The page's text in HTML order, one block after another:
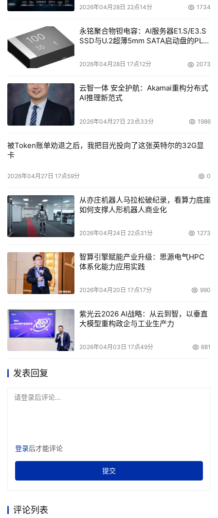
换机，那用户必须把交换机换掉，重新换成一种智能交换机
说其实都无所谓，可以用任何的交换机。客户原来有的这种
环境，StoreAge只要进去都可以管理，但EMC是做不到
的，Invista必须在新环境里面或者用户把原有的交换机全部
另一点，实际上在两年前就已经有非常成型的产品，
StoreAge相信在技术上较EMC领先将近两年的时间，全球
有很多的用户安装，目前有很多的客户，EMC的产品刚刚
发布，成功性有待考验，但实际StoreAge都经过市场客户
的考验。
StoreAge公司目前在全球的主要推广模式是通过代
因为StoreAge主要是做研发，自身希望产品在技术上面领
先一年到两年。起码在销售方面StoreAge会做一个很大的
代理商网络，其实在中国市场已经开始做这种事情了，也有
公司，目前已经谈成了一家，但还没有宣布。还有其他一两
家很大的公司，也很快的拿到StoreAge的许可。
点此免费订阅『存储e周刊』，第一时间快速掌握全球领
域的最新动态；
点此免费订阅《信息存储》杂志，“信息创造价值”
本文来源于DOIT传媒，文章内容仅供参考，不构成投资建议。
2026年04月28日 22点14分 1734
永铭聚合物钽电容：AI服务器E1.S/E3.S
SSD与U.2超薄5mm SATA启动盘的PLP
2026年04月28日 17点12分 2073
云智一体 安全护航：Akamai重构分布式
AI推理新范式
2026年04月27日 23点33分 1986
被Token账单劝退之后，我把目光投向了这张英特尔的32G显
卡
2026年04月27日 17点59分 0
从亦庄机器人马拉松破纪录，看算力底座
如何支撑人形机器人商业化
2026年04月24日 22点31分 1273
智算引擎赋能产业升级：思源电气HPC
体系化能力应用实践
2026年04月20日 17点17分 990
紫光云2026 AI战略：从云到智，以垂直
大模型重构政企与工业生产力
2026年04月03日 17点49分 681
发表回复
请登录后评论...
登录后才能评论
提交
评论列表